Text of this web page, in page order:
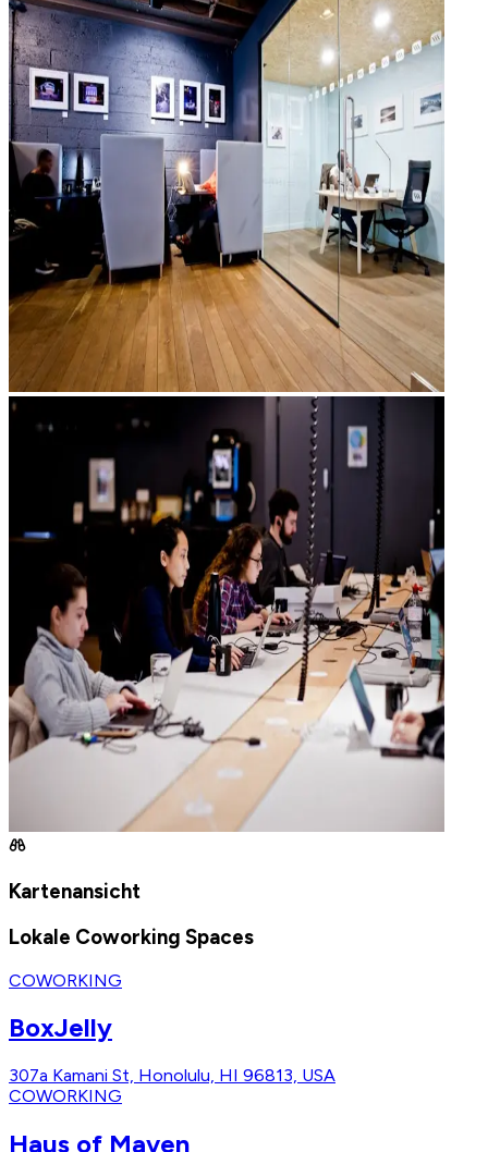
Kartenansicht
Lokale Coworking Spaces
COWORKING
BoxJelly
307a Kamani St, Honolulu, HI 96813, USA
COWORKING
Haus of Maven